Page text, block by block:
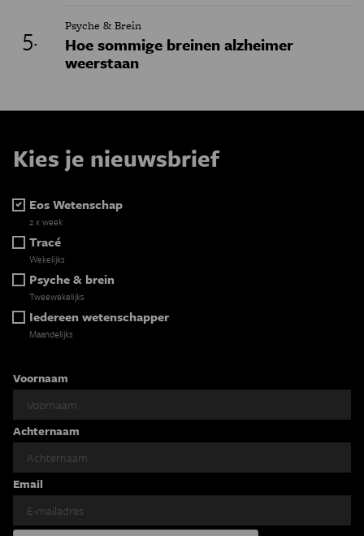
Psyche & Brein
Hoe sommige breinen alzheimer
weerstaan
Kies je nieuwsbrief
Eos Wetenschap
2 x week
Tracé
Wekelijks
Psyche & brein
Tweewekelijks
Iedereen wetenschapper
Maandelijks
Voornaam
Achternaam
Email